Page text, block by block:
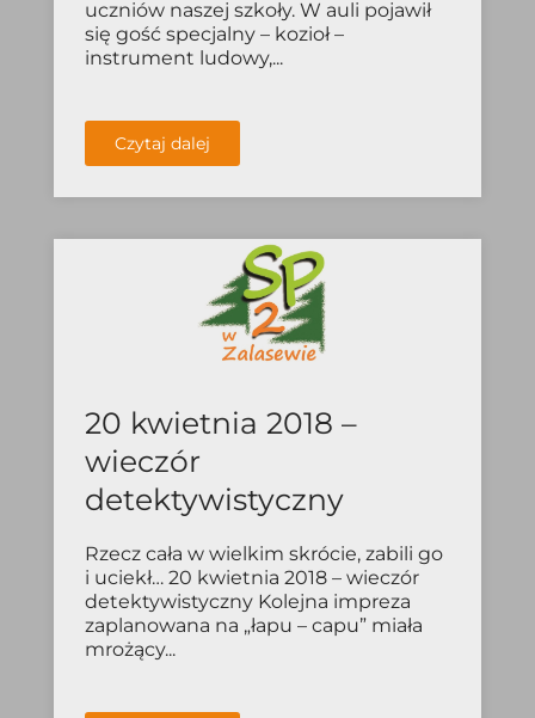
uczniów naszej szkoły. W auli pojawił
się gość specjalny – kozioł –
instrument ludowy,...
Czytaj dalej
20 kwietnia 2018 –
wieczór
detektywistyczny
Rzecz cała w wielkim skrócie, zabili go
i uciekł… 20 kwietnia 2018 – wieczór
detektywistyczny Kolejna impreza
zaplanowana na „łapu – capu” miała
mrożący...